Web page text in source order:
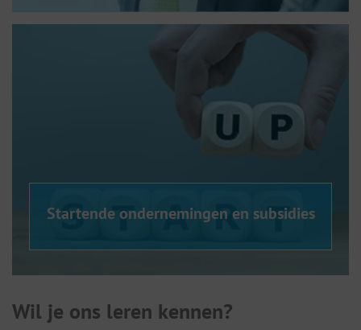
Startende ondernemingen en subsidies
Wil je ons leren kennen?